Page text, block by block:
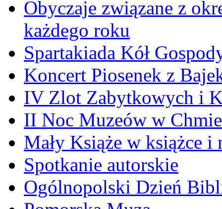
Obyczaje związane z
każdego roku
Spartakiada Kół
Koncert Piosenek z
IV Zlot Zabytkowych i
II Noc Muzeów w
Mały Książe w książce i
Spotkanie autorskie
Ogólnopolski Dzień